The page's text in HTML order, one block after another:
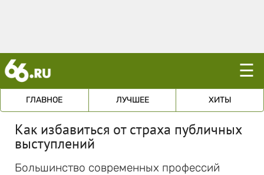
☰
ГЛАВНОЕ ЛУЧШЕЕ ХИТЫ
Как избавиться от страха публичных
выступлений
Большинство современных профессий